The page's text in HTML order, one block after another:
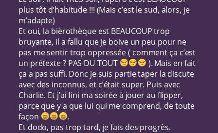
plus tôt d’habitude !!! (Mais c’est le sud, alors, je
m’adapte)
Et oui, la bièrothèque est BEAUCOUP trop
bruyante, il a fallu que je boive un peu pour ne
pas me sentir trop oppressée ( comment ça c’est
un prétexte ? PAS DU TOUT
). Mais en fait
ça a pas suffi. Donc je suis partie taper la discute
avec des inconnus, et c’était super. Puis avec
Charlie. Et j’ai fini ma soirée à jouer au flipper,
parce que y a que lui qui me comprend, de toute
façon
.
Et dodo, pas trop tard, je fais des progrès.